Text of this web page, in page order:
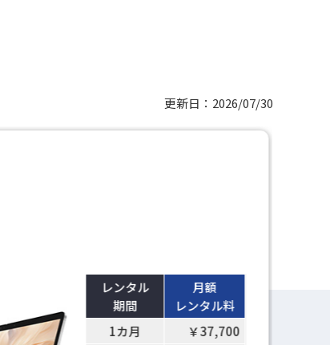
更新日：2026/07/30
レンタル
期間
月額
レンタル料
1カ月
￥37,700